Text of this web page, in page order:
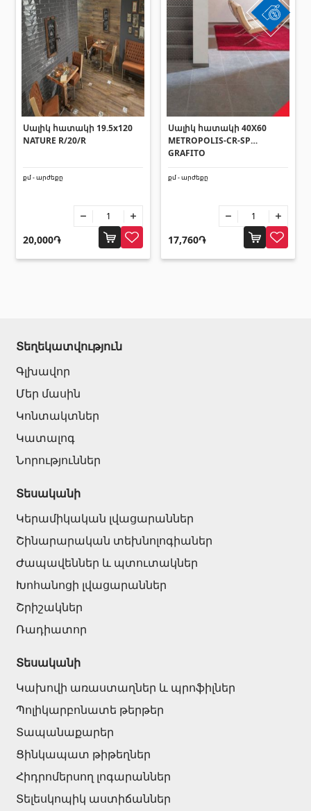
Շինարարական նրբատախտակ (ֆաներա) (4)
Կղմինդր՝ կերամիկական(13)
Ռադիատոր(4)
Փայտամած և կաղապարամած(20)
Բոլորը
Սալիկ հատակի 19.5x120
NATURE R/20/R
քմ - արժեքը
20,000֏
Սալիկ հատակի 40X60
METROPOLIS-CR-SP
GRAFITO
քմ - արժեքը
17,760֏
Տեղեկատվություն
Գլխավոր
Մեր մասին
Կոնտակտներ
Կատալոգ
Նորություններ
Տեսականի
Կերամիկական լվացարաններ
Շինարարական տեխնոլոգիաներ
Ժապավեններ և պտուտակներ
Խոհանոցի լվացարաններ
Շրիշակներ
Ռադիատոր
Տեսականի
Կախովի առաստաղներ և պրոֆիլներ
Պոլիկարբոնատե թերթեր
Տապանաքարեր
Ցինկապատ թիթեղներ
Հիդրոմերսող լոգարաններ
Տելեսկոպիկ աստիճաններ